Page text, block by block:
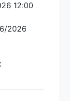
12:00
2026